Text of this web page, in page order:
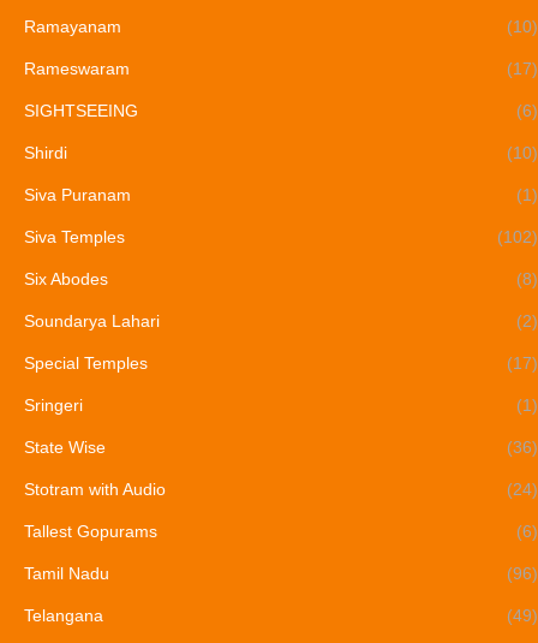
Ramayanam (10)
Rameswaram (17)
SIGHTSEEING (6)
Shirdi (10)
Siva Puranam (1)
Siva Temples (102)
Six Abodes (8)
Soundarya Lahari (2)
Special Temples (17)
Sringeri (1)
State Wise (36)
Stotram with Audio (24)
Tallest Gopurams (6)
Tamil Nadu (96)
Telangana (49)